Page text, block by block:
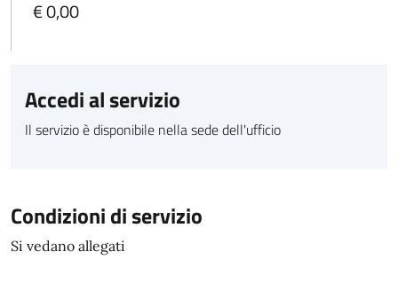
€ 0,00
Accedi al servizio
Il servizio è disponibile nella sede dell'ufficio
Condizioni di servizio
Si vedano allegati